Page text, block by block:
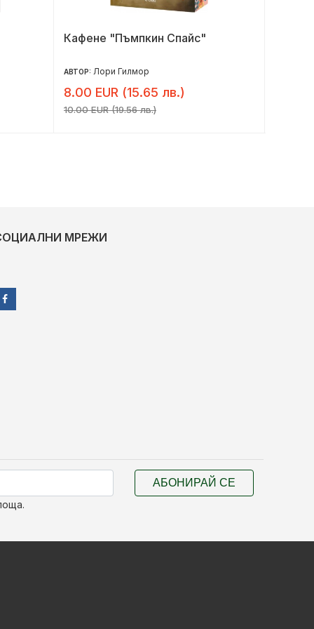
Кафене "Пъмпкин Спайс"
АВТОР: Лори Гилмор
8.00 EUR (15.65 лв.)
10.00 EUR (19.56 лв.)
МРЕЖИ
АБОНИРАЙ СЕ